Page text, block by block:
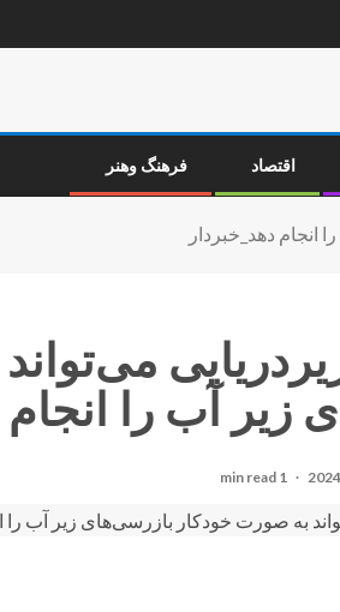
اقتصاد فرهنگ وهنر
انجام دهد_خبردار
زیر آب را
1 min read